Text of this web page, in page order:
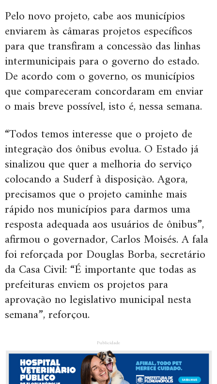
Pelo novo projeto, cabe aos municípios
enviarem às câmaras projetos específicos
para que transfiram a concessão das linhas
intermunicipais para o governo do estado.
De acordo com o governo, os municípios
que compareceram concordaram em enviar
o mais breve possível, isto é, nessa semana.
“Todos temos interesse que o projeto de
integração dos ônibus evolua. O Estado já
sinalizou que quer a melhoria do serviço
colocando a Suderf à disposição. Agora,
precisamos que o projeto caminhe mais
rápido nos municípios para darmos uma
resposta adequada aos usuários de ônibus”,
afirmou o governador, Carlos Moisés. A fala
foi reforçada por Douglas Borba, secretário
da Casa Civil: “É importante que todas as
prefeituras enviem os projetos para
aprovação no legislativo municipal nesta
semana”, reforçou.
Publicidade